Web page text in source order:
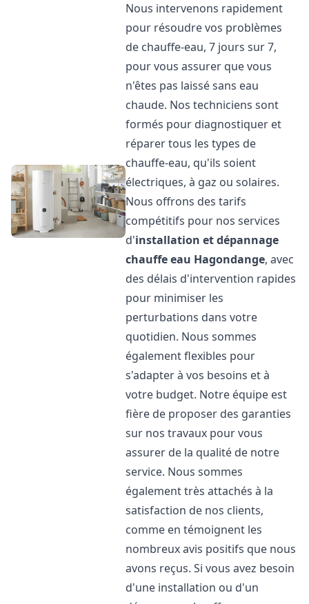
Nous intervenons rapidement
pour résoudre vos problèmes
de chauffe-eau, 7 jours sur 7,
pour vous assurer que vous
n'êtes pas laissé sans eau
chaude. Nos techniciens sont
formés pour diagnostiquer et
réparer tous les types de
chauffe-eau, qu'ils soient
électriques, à gaz ou solaires.
Nous offrons des tarifs
compétitifs pour nos services
d'installation et dépannage
chauffe eau Hagondange, avec
des délais d'intervention rapides
pour minimiser les
perturbations dans votre
quotidien. Nous sommes
également flexibles pour
s'adapter à vos besoins et à
votre budget. Notre équipe est
fière de proposer des garanties
sur nos travaux pour vous
assurer de la qualité de notre
service. Nous sommes
également très attachés à la
satisfaction de nos clients,
comme en témoignent les
nombreux avis positifs que nous
avons reçus. Si vous avez besoin
d'une installation ou d'un